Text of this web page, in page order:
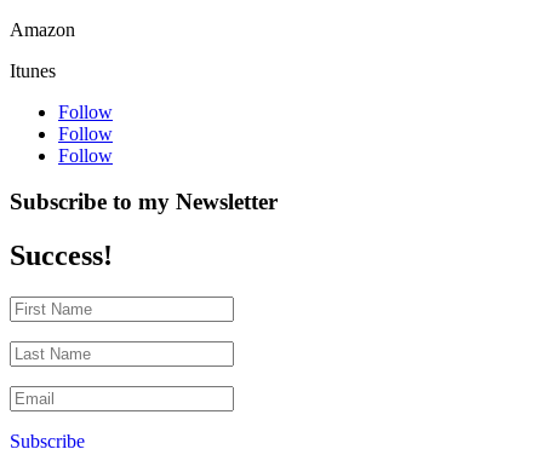
Amazon
Itunes
Follow
Follow
Follow
Subscribe to my Newsletter
Success!
Subscribe